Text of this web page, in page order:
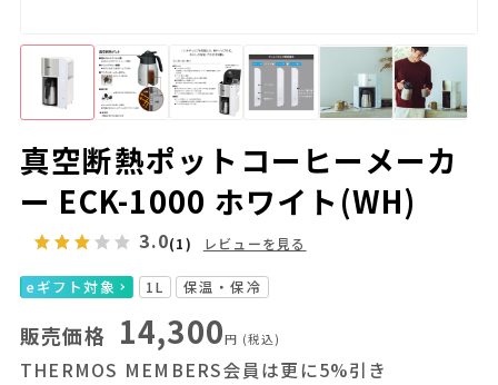
真空断熱ポットコーヒーメーカ
ー ECK-1000 ホワイト(WH)
3.0(1) レビューを見る
eギフト対象 1L 保温・保冷
販売価格 14,300円 (税込)
THERMOS MEMBERS会員は更に5%引き